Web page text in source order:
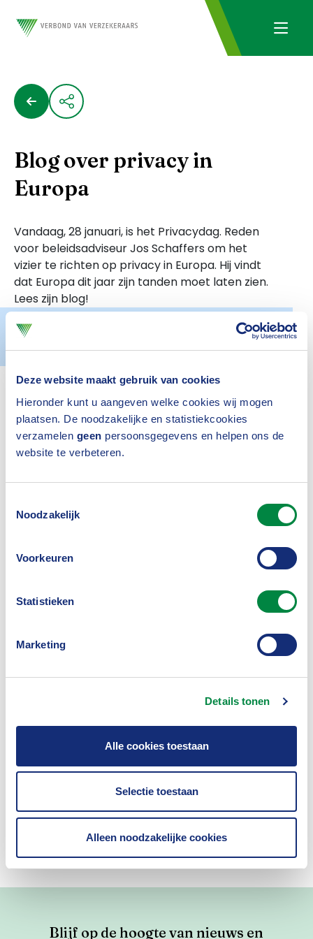
Deze website maakt gebruik van cookies
Hieronder kunt u aangeven welke cookies wij mogen
plaatsen. De noodzakelijke en statistiekcookies
verzamelen geen persoonsgegevens en helpen ons de
website te verbeteren.
Noodzakelijk
Voorkeuren
Statistieken
Marketing
Details tonen
Alle cookies toestaan
Selectie toestaan
Alleen noodzakelijke cookies
Blog over privacy in
Europa
Vandaag, 28 januari, is het Privacydag. Reden
voor beleidsadviseur Jos Schaffers om het
vizier te richten op privacy in Europa. Hij vindt
dat Europa dit jaar zijn tanden moet laten zien.
Lees zijn blog!
Actueel 28 januari 2021
Datamiddag 2026
Den Haag
Blijf op de hoogte van nieuws en